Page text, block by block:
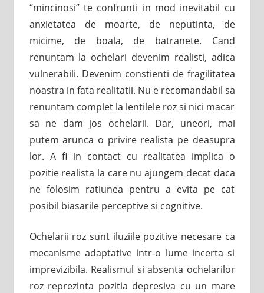
“mincinosi” te confrunti in mod inevitabil cu
anxietatea de moarte, de neputinta, de
micime, de boala, de batranete. Cand
renuntam la ochelari devenim realisti, adica
vulnerabili. Devenim constienti de fragilitatea
noastra in fata realitatii. Nu e recomandabil sa
renuntam complet la lentilele roz si nici macar
sa ne dam jos ochelarii. Dar, uneori, mai
putem arunca o privire realista pe deasupra
lor. A fi in contact cu realitatea implica o
pozitie realista la care nu ajungem decat daca
ne folosim ratiunea pentru a evita pe cat
posibil biasarile perceptive si cognitive.
Ochelarii roz sunt iluziile pozitive necesare ca
mecanisme adaptative intr-o lume incerta si
imprevizibila. Realismul si absenta ochelarilor
roz reprezinta pozitia depresiva cu un mare